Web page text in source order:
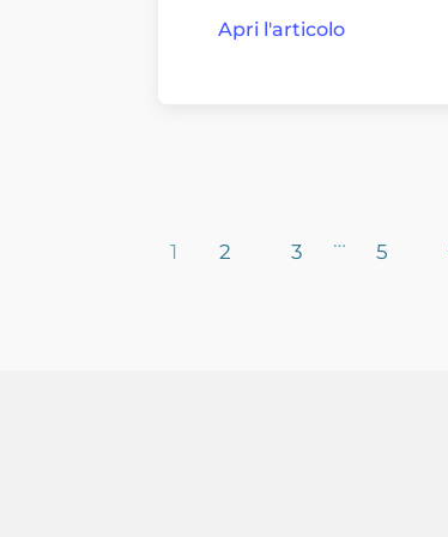
Apri l'articolo
1 2 3 … 5